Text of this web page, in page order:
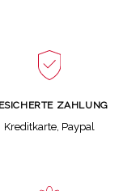
ZAHLUNG
Kreditkarte, Paypal